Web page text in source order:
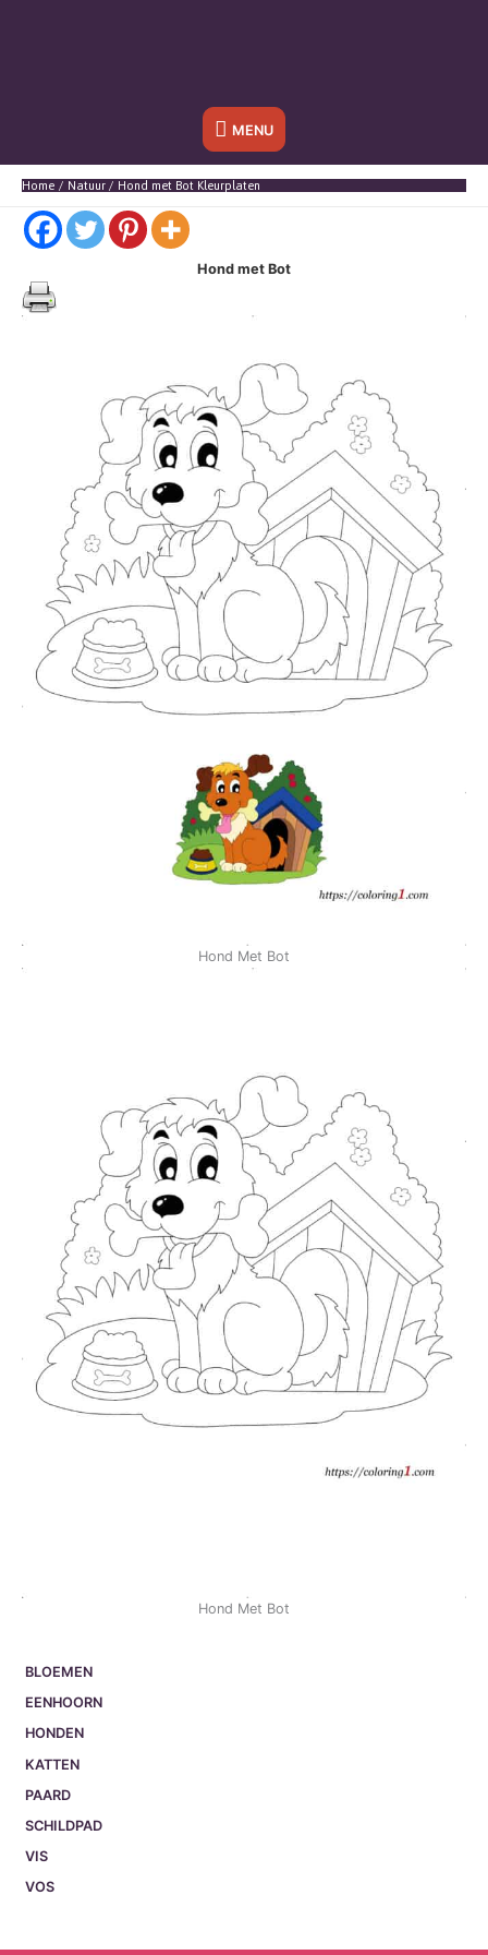
Onder
header
MENU
Home Natuur Hond met Bot Kleurplaten
BLOEMEN
EENHOORN
HONDEN
KATTEN
PAARD
SCHILDPAD
VIS
VOS
Hond met Bot
Hond Met Bot
Hond Met Bot